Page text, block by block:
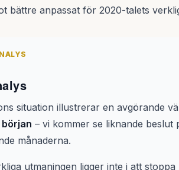
bättre anpassat för 2020-talets
situation illustrerar en avgörande
– vi kommer se liknande
månaderna.
utmaningen ligger inte i att